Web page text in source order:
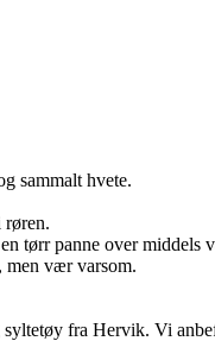
sammalt hvete.
røren.
tørr panne over
men vær varsom.
syltetøy fra Hervik. Vi